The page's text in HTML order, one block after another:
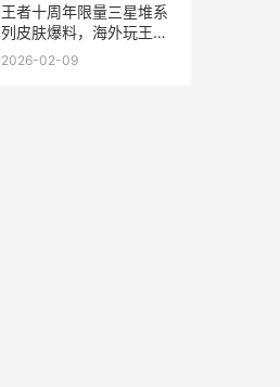
王者十周年限量三星堆系
列皮肤爆料，海外玩王者
卡顿延迟黑屏闪退如何化
2026-02-09